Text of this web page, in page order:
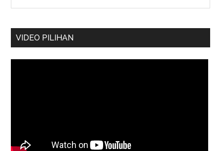
VIDEO PILIHAN